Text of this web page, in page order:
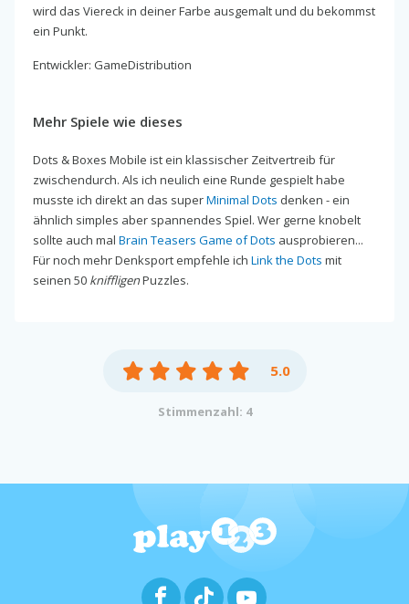
wird das Viereck in deiner Farbe ausgemalt und du bekommst
ein Punkt.
Entwickler: GameDistribution
Mehr Spiele wie dieses
Dots & Boxes Mobile ist ein klassischer Zeitvertreib für
zwischendurch. Als ich neulich eine Runde gespielt habe
musste ich direkt an das superMinimal Dots denken - ein
ähnlich simples aber spannendes Spiel. Wer gerne knobelt
sollte auch mal Brain Teasers Game of Dots ausprobieren...
Für noch mehr Denksport empfehle ich Link the Dots mit
seinen 50 kniffligenPuzzles.
5.0
Stimmenzahl: 4